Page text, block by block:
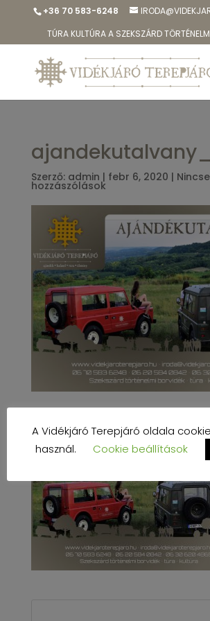
+36 70 583-6248
TÚRA KULTÚRA A SZEKSZÁRD
Szerző: admin | febr 6, 2020 |
hozzászólások
A Vidékjáró Terepjáró oldala
használ.
Cookie beállítások